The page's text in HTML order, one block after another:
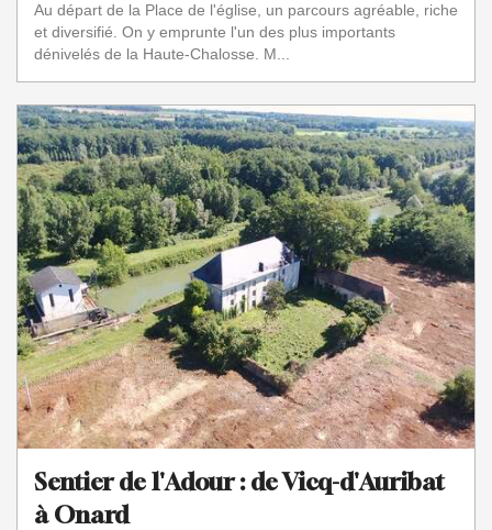
Au départ de la Place de l'église, un parcours agréable, riche
et diversifié. On y emprunte l'un des plus importants
dénivelés de la Haute-Chalosse. M...
Sentier de l'Adour : de Vicq-d'Auribat
à Onard